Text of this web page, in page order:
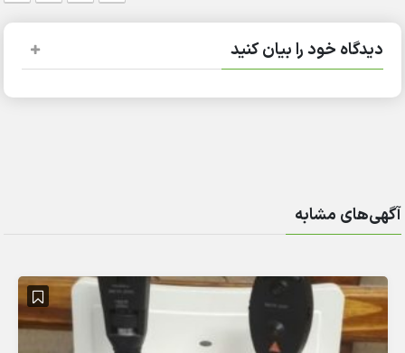
دیدگاه خود را بیان کنید
آگهی‌های مشابه